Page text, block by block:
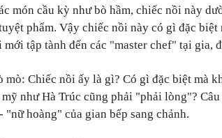
món cầu kỳ như bò hầm, chiếc nồi này
phẩm. Vậy chiếc nồi này có gì đặc biệt
tập tành đến các "master chef" tại gia,
Chiếc nồi ấy là gì? Có gì đặc biệt mà
như Hà Trúc cũng phải "phải lòng"?
- "nữ hoàng" của gian bếp sang chảnh.